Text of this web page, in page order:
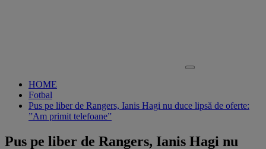
HOME
Fotbal
Pus pe liber de Rangers, Ianis Hagi nu duce lipsă de oferte:
”Am primit telefoane”
Pus pe liber de Rangers, Ianis Hagi nu